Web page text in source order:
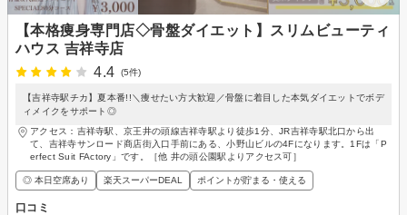
【本格痩身専門店◇骨盤ダイエット】スリムビューティ
ハウス 吉祥寺店
4.4
(5件)
【吉祥寺駅チカ】夏本番!!＼痩せたい方大歓迎／骨盤に着目した本気ダイエットでボデ
ィメイクをサポート◎
アクセス：吉祥寺駅、京王井の頭線吉祥寺駅より徒歩1分、JR吉祥寺駅北口から出
て、吉祥寺サンロード商店街入口手前にある、小野山ビルの4Fになります。1Fは「P
erfect Suit FActory」です。［他 井の頭公園駅よりアクセス可］
◎ 本日空席あり 楽天スーパーDEAL ポイントが貯まる・使える
口コミ